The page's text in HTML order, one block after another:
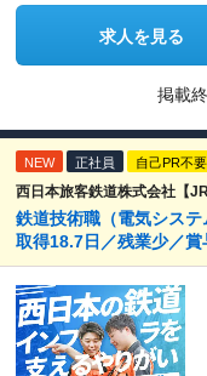
求人を見る
掲載
NEW 正社員 自己PR不要
西日本旅客鉄道株式会社【JR
鉄道技術職（電気シス
取得18.7日／残業少／